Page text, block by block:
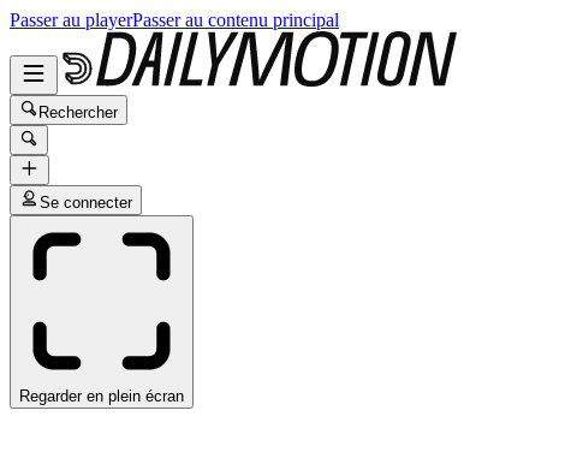
Passer au playerPasser au contenu principal
Rechercher
Se connecter
Regarder en plein écran